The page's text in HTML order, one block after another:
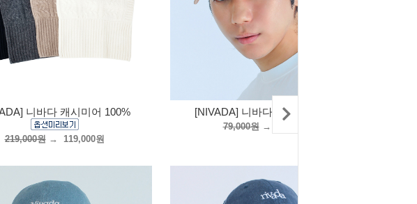
니바다 캐시미어 100%
219,000원→ 119,000원
[NIVADA] 니바다 피그먼트 워싱
79,000원→